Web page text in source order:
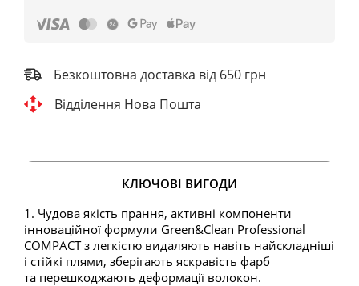
Безкоштовна доставка від 650 грн
Відділення Нова Пошта
КЛЮЧОВІ ВИГОДИ
1. Чудова якість прання, активні компоненти
інноваційної формули Green&Clean Professional
COMPACT з легкістю видаляють навіть найскладніші
і стійкі плями, зберігають яскравість фарб
та перешкоджають деформації волокон.